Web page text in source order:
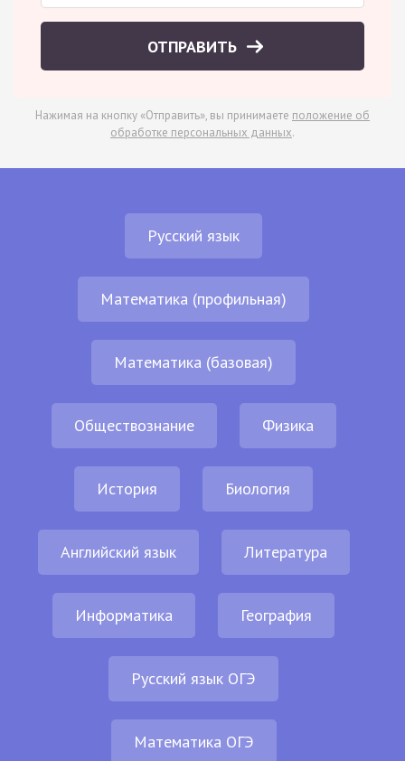
ОТПРАВИТЬ
Нажимая на кнопку «Отправить», вы принимаете положение об
обработке персональных данных.
Русский язык
Математика (профильная)
Математика (базовая)
Обществознание Физика
История Биология
Английский язык Литература
Информатика География
Русский язык ОГЭ
Математика ОГЭ